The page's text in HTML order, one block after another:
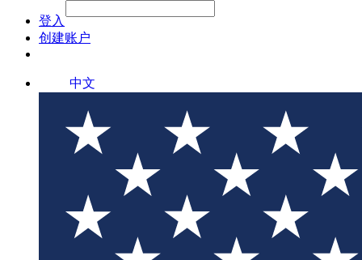
登入
创建账户
中文